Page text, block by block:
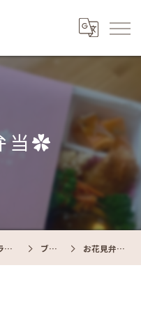
当✿
熊野町のランチならカフェ&レストラン Cafe照 ブログ お花見弁当✿